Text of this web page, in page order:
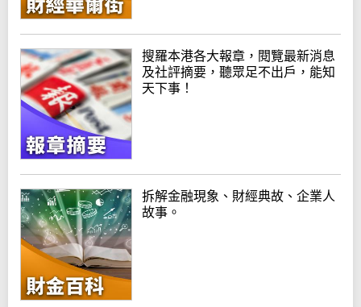
搜羅本港各大報章，閱覽最新消息
及社評摘要，聽眾足不出戶，能知
天下事！
拆解金融現象、財經典故、企業人
故事。